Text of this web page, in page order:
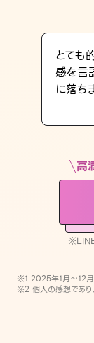
LINE占
※LINEアプリ内のサービ
とても
感を言
に落ち
高
※1 2025年1月〜12月
※2 個人の感想であり